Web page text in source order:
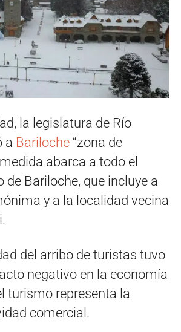
la legislatura de Río
a Bariloche “zona de
abarca a todo el
de Bariloche, que incluye a
y a la localidad vecina
del arribo de turistas tuvo
negativo en la economía
turismo representa la
comercial.